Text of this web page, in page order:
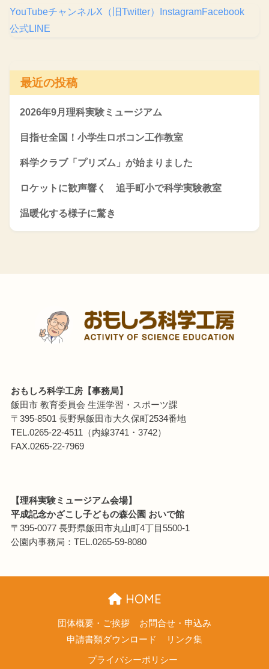
YouTubeチャンネルX（旧Twitter） InstagramFacebook
公式LINE
最近の投稿
2026年9月理科実験ミュージアム
目指せ全国！小学生ロボコン工作教室
科学クラブ「プリズム」が始まりました
ロケットに歓声響く 追手町小で科学実験教室
温暖化する様子に驚き
おもしろ科学工房【事務局】
飯田市 教育委員会 生涯学習・スポーツ課
〒395-8501 長野県飯田市大久保町2534番地
TEL.0265-22-4511（内線3741・3742）
FAX.0265-22-7969
【理科実験ミュージアム会場】
平成記念かざこし子どもの森公園 おいで館
〒395-0077 長野県飯田市丸山町4丁目5500-1
公園内事務局：TEL.0265-59-8080
HOME
団体概要・ご挨拶
お問合せ・申込み
申請書類ダウンロード
リンク集
プライバシーポリシー